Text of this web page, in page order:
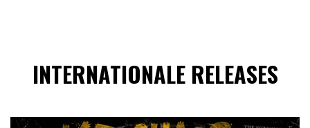
INTERNATIONALE RELEASES